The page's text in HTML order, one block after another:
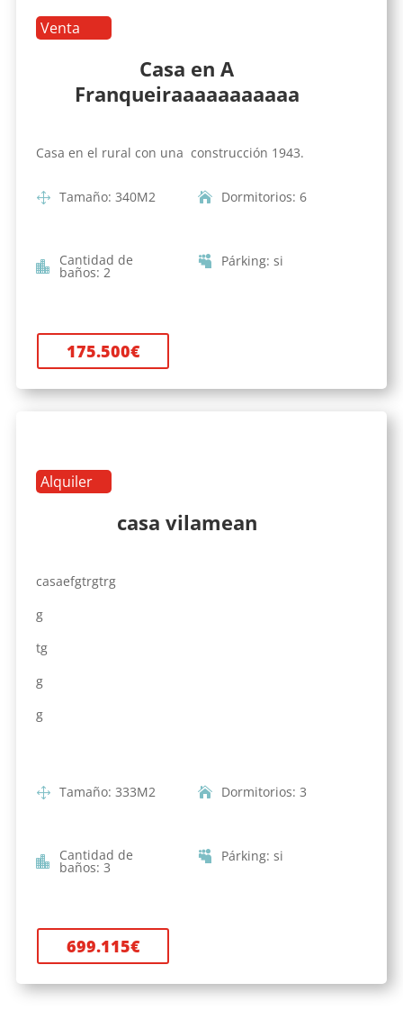
Venta
Casa en A
Franqueiraaaaaaaaaaa
Casa en el rural con una construcción 1943.
Tamaño: 340M2 Dormitorios: 6
Cantidad de
baños: 2
Párking: si
175.500€
Alquiler
casa vilamean
casaefgtrgtrg
g
tg
g
g
Tamaño: 333M2 Dormitorios: 3
Cantidad de
baños: 3
Párking: si
699.115€